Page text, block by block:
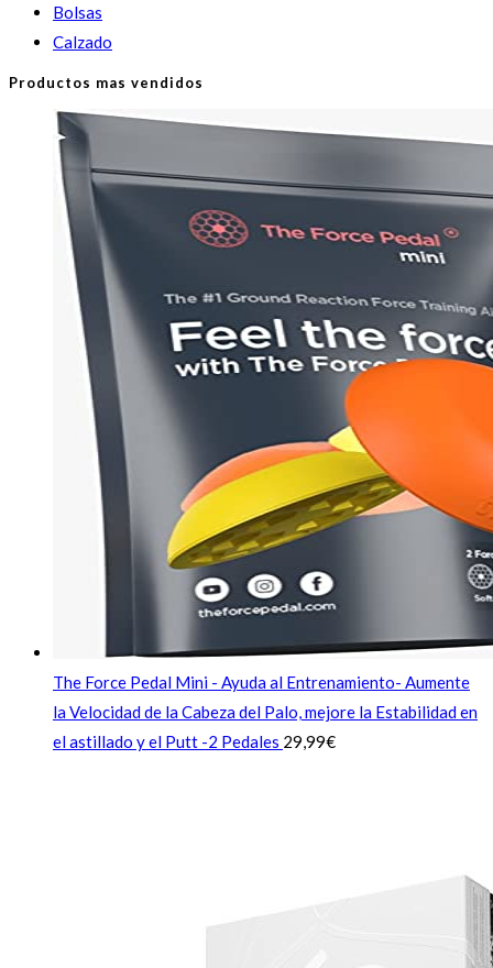
Bolsas
Calzado
Productos mas vendidos
The Force Pedal Mini - Ayuda al Entrenamiento- Aumente
la Velocidad de la Cabeza del Palo, mejore la Estabilidad en
el astillado y el Putt -2 Pedales 29,99€